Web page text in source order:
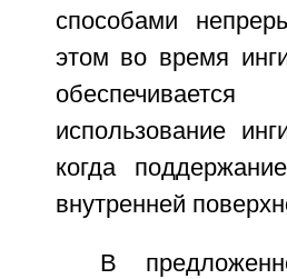
способами
этом во время
использование
когда
внутренней
В